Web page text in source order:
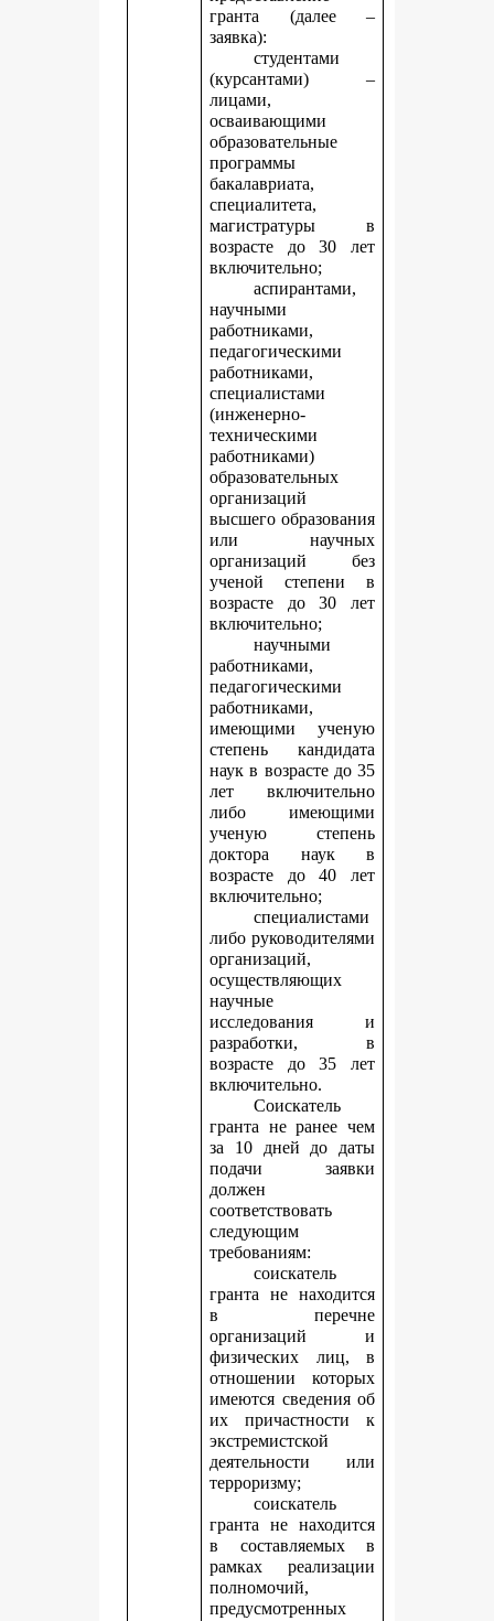
гранта (далее –
заявка):
студентами
(курсантами) –
лицами,
осваивающими
образовательные
программы
бакалавриата,
специалитета,
магистратуры в
возрасте до 30 лет
включительно;
аспирантами,
научными
работниками,
педагогическими
работниками,
специалистами
(инженерно-
техническими
работниками)
образовательных
организаций
высшего образования
или научных
организаций без
ученой степени в
возрасте до 30 лет
включительно;
научными
работниками,
педагогическими
работниками,
имеющими ученую
степень кандидата
наук в возрасте до 35
лет включительно
либо имеющими
ученую степень
доктора наук в
возрасте до 40 лет
включительно;
специалистами
либо руководителями
организаций,
осуществляющих
научные
исследования и
разработки, в
возрасте до 35 лет
включительно.
Соискатель
гранта не ранее чем
за 10 дней до даты
подачи заявки
должен
соответствовать
следующим
требованиям:
соискатель
гранта не находится
в перечне
организаций и
физических лиц, в
отношении которых
имеются сведения об
их причастности к
экстремистской
деятельности или
терроризму;
соискатель
гранта не находится
в составляемых в
рамках реализации
полномочий,
предусмотренных